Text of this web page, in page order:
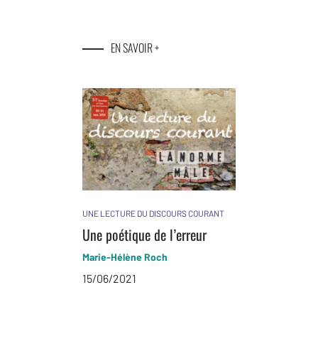
EN SAVOIR +
UNE LECTURE DU DISCOURS COURANT
Une poétique de l’erreur
Marie-Hélène Roch
15/06/2021